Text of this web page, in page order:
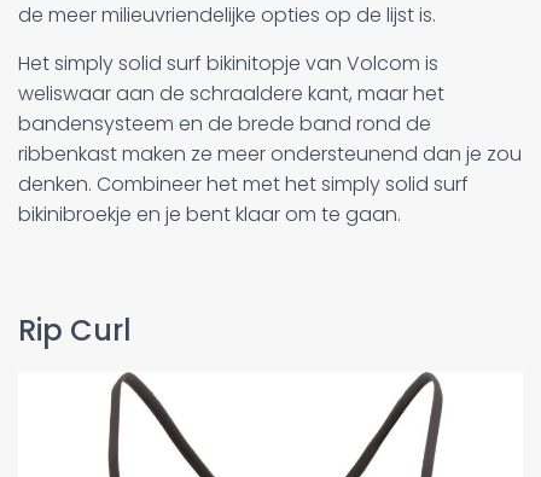
de meer milieuvriendelijke opties op de lijst is.
Het simply solid surf bikinitopje van Volcom is
weliswaar aan de schraaldere kant, maar het
bandensysteem en de brede band rond de
ribbenkast maken ze meer ondersteunend dan je zou
denken. Combineer het met het simply solid surf
bikinibroekje en je bent klaar om te gaan.
Rip Curl